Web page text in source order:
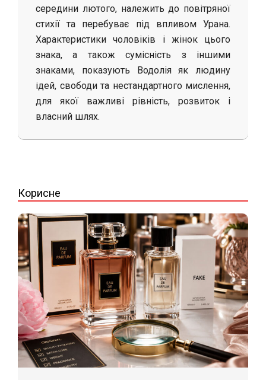
середини лютого, належить до повітряної
стихії та перебуває під впливом Урана.
Характеристики чоловіків і жінок цього
знака, а також сумісність з іншими
знаками, показують Водолія як людину
ідей, свободи та нестандартного мислення,
для якої важливі рівність, розвиток і
власний шлях.
2026-
Корисне